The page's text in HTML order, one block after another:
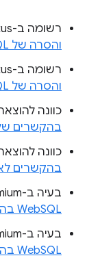
רשומה ב-ChromeStatus:
והסרה של WebSQL בהקשרים של צד שלישי
רשומה ב-ChromeStatus:
והסרה של WebSQL בהקשרים לא מאובטחים
כוונה
בהקשרים
כוונה
בהקשרים
בעיה ב-Chromium:
WebSQL בהקשרים של צד שלישי
בעיה ב-Chromium:
WebSQL בהקשרים לא מאובטחים